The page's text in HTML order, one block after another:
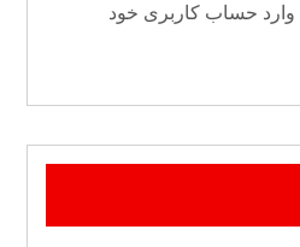
وارد حساب کاربری خود